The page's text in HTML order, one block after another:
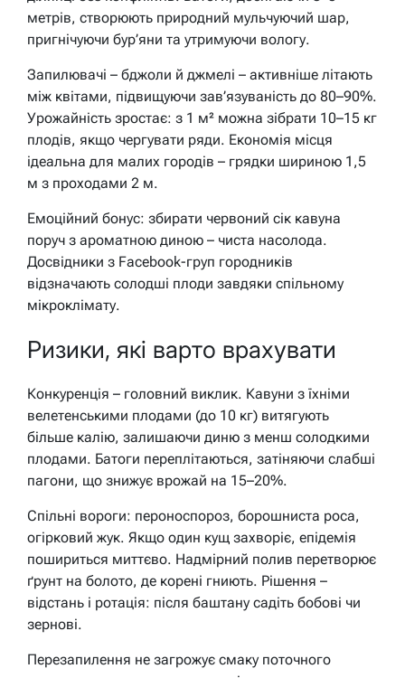
метрів, створюють природний мульчуючий шар,
пригнічуючи бур’яни та утримуючи вологу.
Запилювачі – бджоли й джмелі – активніше літають
між квітами, підвищуючи зав’язуваність до 80–90%.
Урожайність зростає: з 1 м² можна зібрати 10–15 кг
плодів, якщо чергувати ряди. Економія місця
ідеальна для малих городів – грядки шириною 1,5
м з проходами 2 м.
Емоційний бонус: збирати червоний сік кавуна
поруч з ароматною диною – чиста насолода.
Досвідники з Facebook-груп городників
відзначають солодші плоди завдяки спільному
мікроклімату.
Ризики, які варто врахувати
Конкуренція – головний виклик. Кавуни з їхніми
велетенськими плодами (до 10 кг) витягують
більше калію, залишаючи диню з менш солодкими
плодами. Батоги переплітаються, затіняючи слабші
пагони, що знижує врожай на 15–20%.
Спільні вороги: пероноспороз, борошниста роса,
огірковий жук. Якщо один кущ захворіє, епідемія
пошириться миттєво. Надмірний полив перетворює
ґрунт на болото, де корені гниють. Рішення –
відстань і ротація: після баштану садіть бобові чи
зернові.
Перезапилення не загрожує смаку поточного